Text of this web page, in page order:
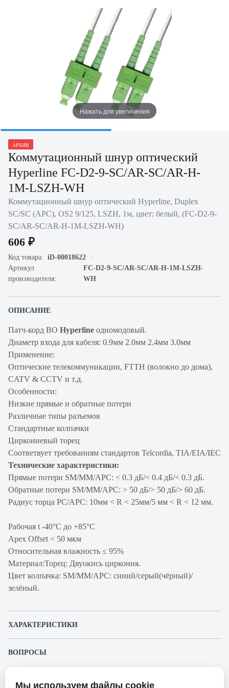
Нажать для увеличения
АРХИВ
Коммутационный шнур оптический
Hyperline FC-D2-9-SC/AR-SC/AR-H-
1M-LSZH-WH
Коммутационный шнур оптический Hyperline, Duplex
SC/SC (APC), OS2 9/125, LSZH, 1м, цвет: белый, (FC-D2-9-
SC/AR-SC/AR-H-1M-LSZH-WH)
606 ₽
Код товара: iD-00018622
Артикул
производителя:
FC-D2-9-SC/AR-SC/AR-H-1M-LSZH-
WH
ОПИСАНИЕ
Патч-корд ВО Hyperline одномодовый.
Диаметр входа для кабеля: 0.9мм 2.0мм 2.4мм 3.0мм
Применение:
Оптические телекоммуникации, FTTH (волокно до дома),
CATV & CCTV и т.д.
Особенности:
Низкие прямые и обратные потери
Различные типы разъемов
Стандартные колпачки
Циркониевый торец
Соответвует требованиям стандартов Telcordia, TIA/EIA/IEC
Технические характеристики:
Прямые потери SM/MM/APC: < 0.3 дБ/< 0.4 дБ/< 0.3 дБ.
Обратные потери SM/MM/APC: > 50 дБ/> 50 дБ/> 60 дБ.
Радиус торца PC/APC: 10мм < R < 25мм/5 мм < R < 12 мм.
Рабочая t -40°C дo +85°C
Apex Offset < 50 мкм
Относительная влажность ≤ 95%
Материал:Торец: Двуокись циркония.
Цвет колпачка: SM/MM/APC: синий/серый(чёрный)/
зелёный.
ХАРАКТЕРИСТИКИ
ВОПРОСЫ
Мы используем файлы cookie